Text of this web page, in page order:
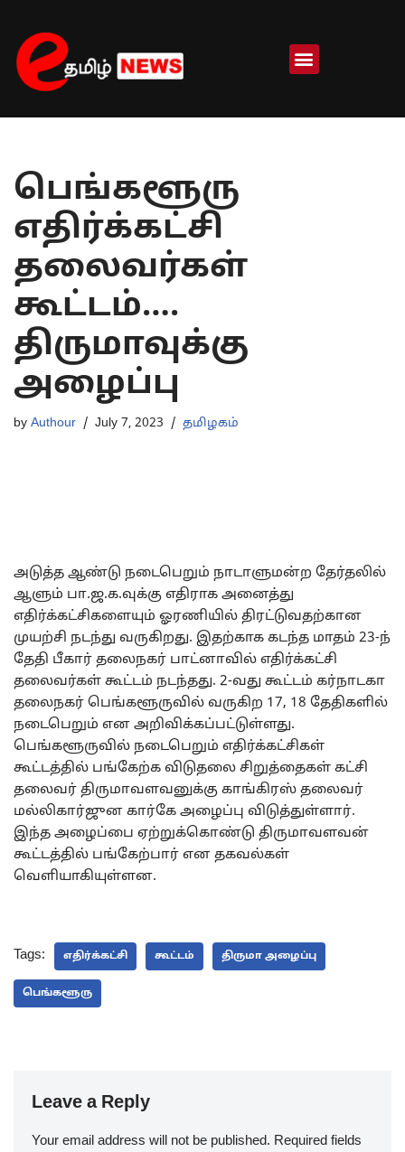
Skip
to
content
பெங்களூரு
எதிர்க்கட்சி
தலைவர்கள்
கூட்டம்….
திருமாவுக்கு
அழைப்பு
by Authour July 7, 2023 தமிழகம்
அடுத்த ஆண்டு நடைபெறும் நாடாளுமன்ற தேர்தலில்
ஆளும் பா.ஜ.க.வுக்கு எதிராக அனைத்து
எதிர்க்கட்சிகளையும் ஓரணியில் திரட்டுவதற்கான
முயற்சி நடந்து வருகிறது. இதற்காக கடந்த மாதம் 23-ந்
தேதி பீகார் தலைநகர் பாட்னாவில் எதிர்க்கட்சி
தலைவர்கள் கூட்டம் நடந்தது. 2-வது கூட்டம் கர்நாடகா
தலைநகர் பெங்களூருவில் வருகிற 17, 18 தேதிகளில்
நடைபெறும் என அறிவிக்கப்பட்டுள்ளது.
பெங்களூருவில் நடைபெறும் எதிர்க்கட்சிகள்
கூட்டத்தில் பங்கேற்க விடுதலை சிறுத்தைகள் கட்சி
தலைவர் திருமாவளவனுக்கு காங்கிரஸ் தலைவர்
மல்லிகார்ஜுன கார்கே அழைப்பு விடுத்துள்ளார்.
இந்த அழைப்பை ஏற்றுக்கொண்டு திருமாவளவன்
கூட்டத்தில் பங்கேற்பார் என தகவல்கள்
வெளியாகியுள்ளன.
Tags: எதிர்க்கட்சி கூட்டம் திருமா அழைப்பு
பெங்களூரு
Leave a Reply
Your email address will not be published. Required fields